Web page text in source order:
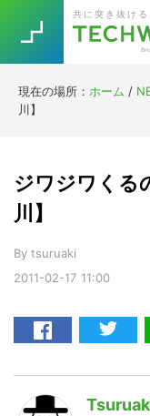
primary
navigation
main
content
primary
sidebar
footer
共に突き抜ける
現在の場所： ホーム /
川】
2011-02-17 11:00
ジワジワくる
川】
By tsuruaki
TOPICS
RE:LIFE
Re:Work
AI
[Startup]
[Voice Edition]
[YouTube]
Trend
5G